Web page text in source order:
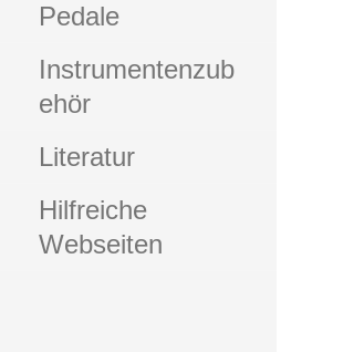
Pedale
Instrumentenzub
ehör
Literatur
Hilfreiche
Webseiten